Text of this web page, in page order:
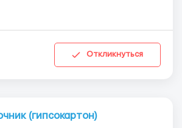
Откликнуться
(гипсокартон)